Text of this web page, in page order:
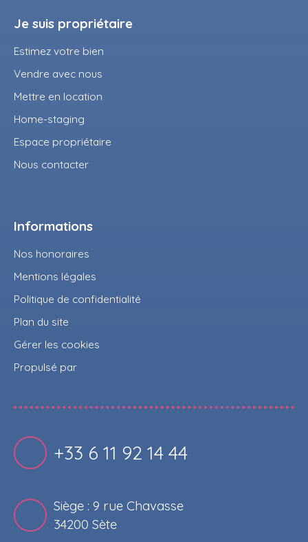
Je suis propriétaire
Estimez votre bien
Vendre avec nous
Mettre en location
Home-staging
Espace propriétaire
Nous contacter
Informations
Nos honoraires
Mentions légales
Politique de confidentialité
Plan du site
Gérer les cookies
Propulsé par
+33 6 11 92 14 44
Siège : 9 rue Chavasse
34200 Sète